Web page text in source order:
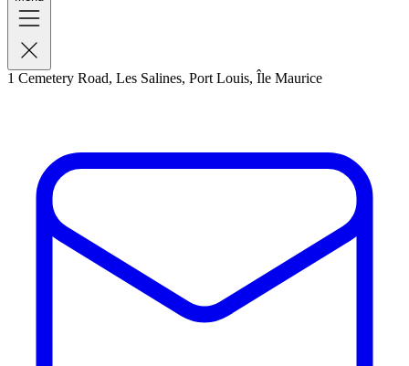
1 Cemetery Road, Les Salines, Port Louis, Île Maurice